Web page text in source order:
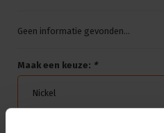
Geen informatie gevonden...
Maak een keuze: *
Nickel